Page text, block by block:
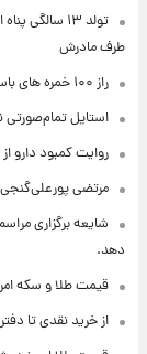
تولد ۱۳ سالگی
طرف مادرش
راز ۱۰۰ خمره های باستانی در دل یک کشتی باستانی فاش شد + فیلم
استایل تمام‌صورتی
روایت کمبود دارو از
مرتضی پورعلی‌گنجی
شایعه برگزاری
دهد.
قیمت طلا و سکه امروز دوشنبه
از خرید نقدی تا دفتر